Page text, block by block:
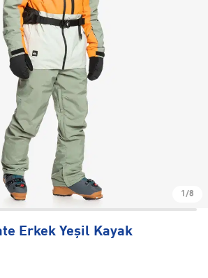
1/8
Erkek Yeşil Kayak